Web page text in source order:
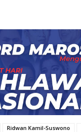
Ridwan Kamil-Suswono